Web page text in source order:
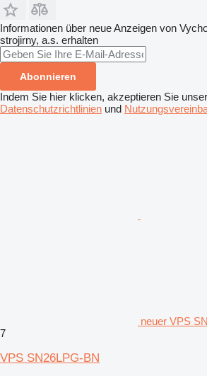
Informationen über neue Anzeigen von
strojirny, a.s. erhalten
Abonnieren
Indem Sie hier klicken, akzeptieren Sie
Datenschutzrichtlinien und
neuer VPS
7
VPS SN26LPG-BN